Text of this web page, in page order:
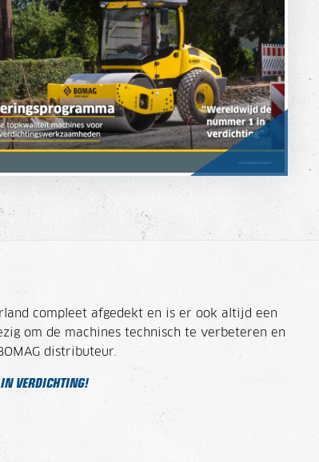
compleet afgedekt en is er ook altijd een
om de machines technisch te verbeteren en
distributeur.
VERDICHTING!